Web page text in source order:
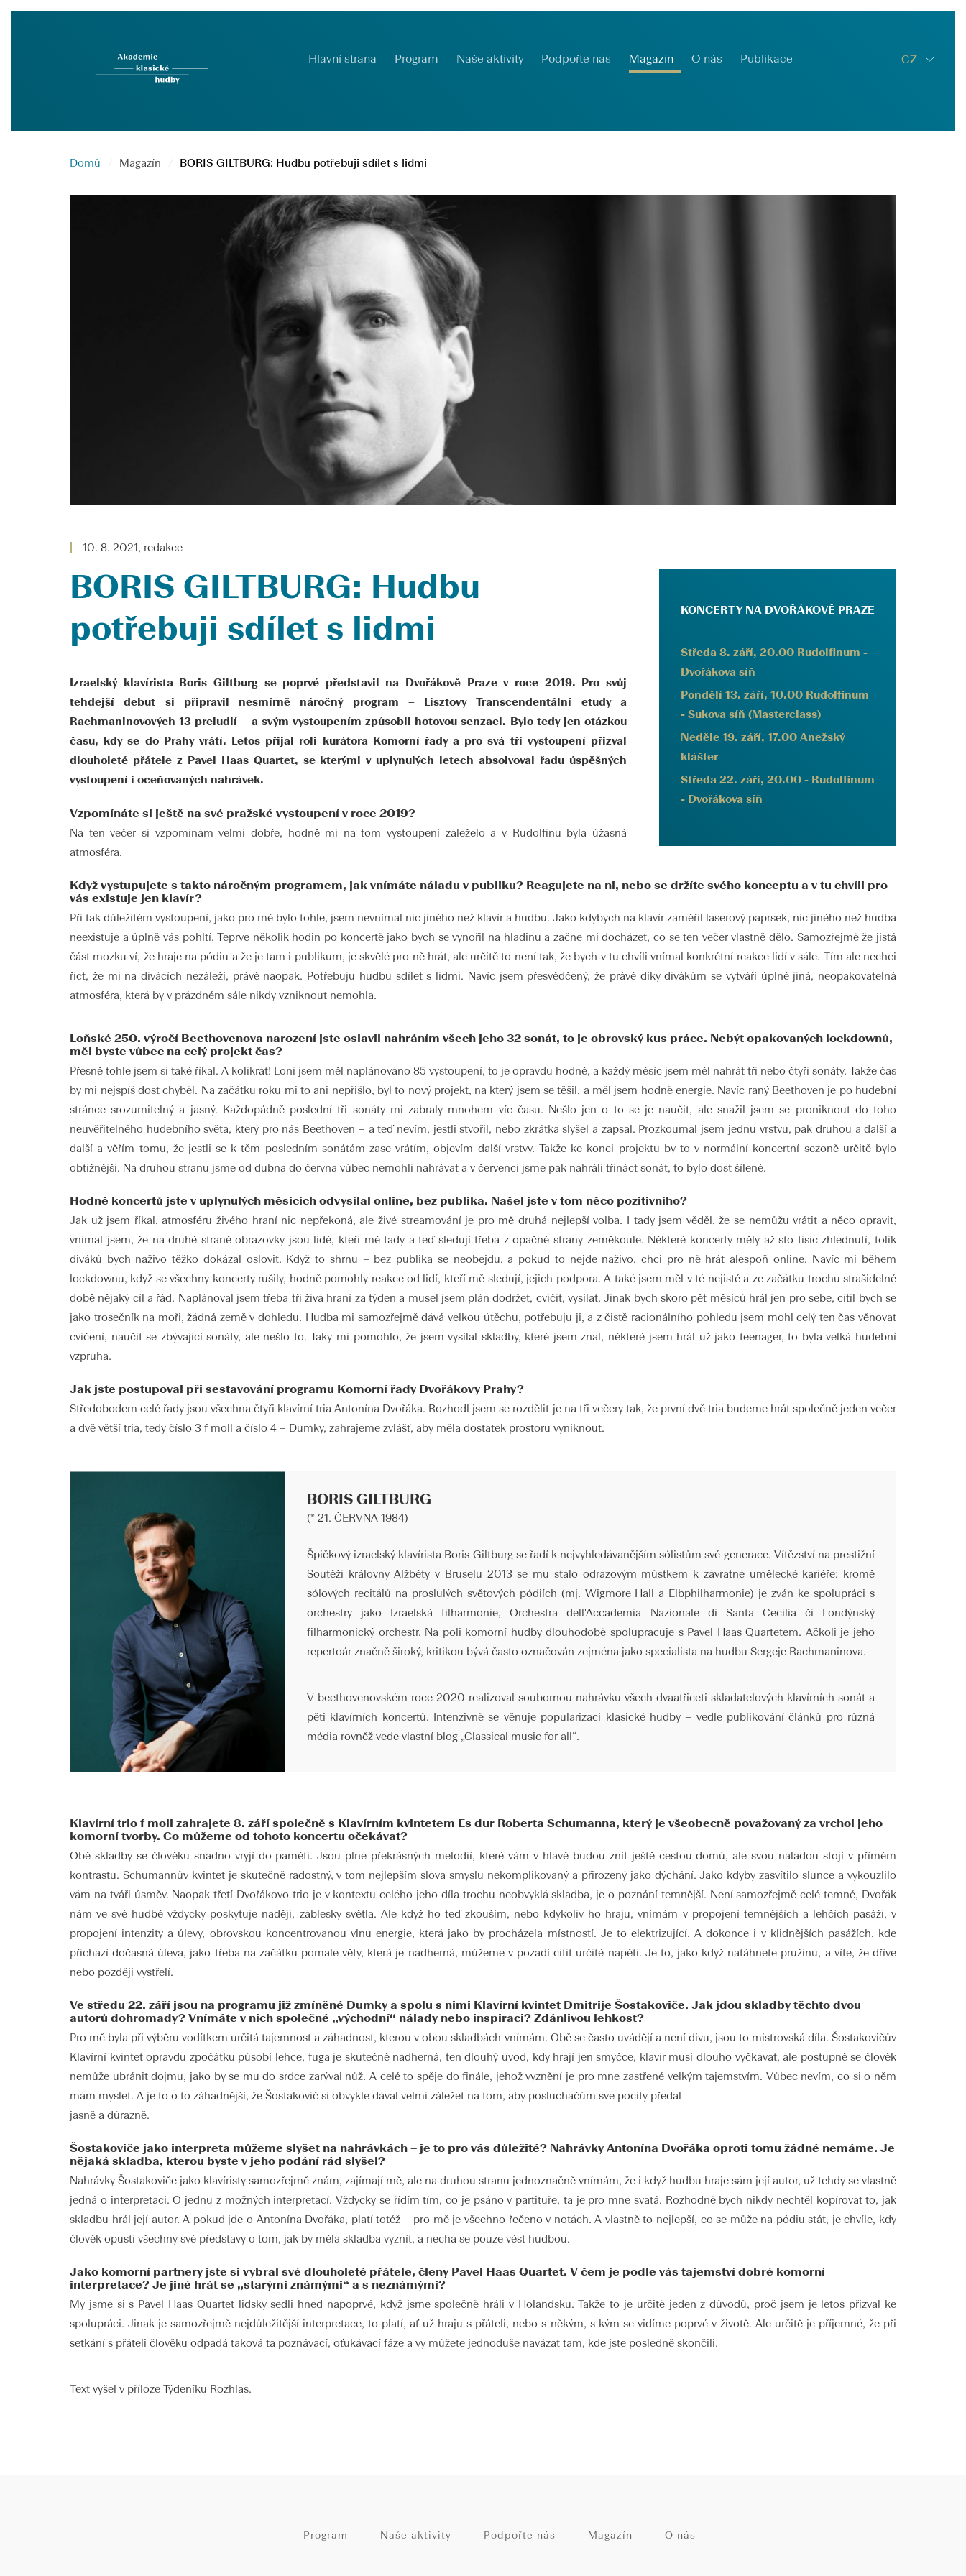
Hlavní strana Program Naše aktivity Podpořte nás Magazín O nás Publikace CZ
Domů Magazín BORIS GILTBURG: Hudbu potřebuji sdílet s lidmi
10. 8. 2021, redakce
KONCERTY NA DVOŘÁKOVĚ PRAZE
Středa 8. září, 20.00 Rudolfinum -
Dvořákova síň
Pondělí 13. září, 10.00 Rudolfinum
- Sukova síň (Masterclass)
Neděle 19. září, 17.00 Anežský
klášter
Středa 22. září, 20.00 - Rudolfinum
- Dvořákova síň
BORIS GILTBURG: Hudbu
potřebuji sdílet s lidmi
Izraelský klavírista Boris Giltburg se poprvé představil na Dvořákově Praze v roce 2019. Pro svůj
tehdejší debut si připravil nesmírně náročný program – Lisztovy Transcendentální etudy a
Rachmaninovových 13 preludií – a svým vystoupením způsobil hotovou senzaci. Bylo tedy jen otázkou
času, kdy se do Prahy vrátí. Letos přijal roli kurátora Komorní řady a pro svá tři vystoupení přizval
dlouholeté přátele z Pavel Haas Quartet, se kterými v uplynulých letech absolvoval řadu úspěšných
vystoupení i oceňovaných nahrávek.
Vzpomínáte si ještě na své pražské vystoupení v roce 2019?
Na ten večer si vzpomínám velmi dobře, hodně mi na tom vystoupení záleželo a v Rudolfinu byla úžasná
atmosféra.
Když vystupujete s takto náročným programem, jak vnímáte náladu v publiku? Reagujete na ni, nebo se držíte svého konceptu a v tu chvíli pro
vás existuje jen klavír?
Při tak důležitém vystoupení, jako pro mě bylo tohle, jsem nevnímal nic jiného než klavír a hudbu. Jako kdybych na klavír zaměřil laserový paprsek, nic jiného než hudba
neexistuje a úplně vás pohltí. Teprve několik hodin po koncertě jako bych se vynořil na hladinu a začne mi docházet, co se ten večer vlastně dělo. Samozřejmě že jistá
část mozku ví, že hraje na pódiu a že je tam i publikum, je skvělé pro ně hrát, ale určitě to není tak, že bych v tu chvíli vnímal konkrétní reakce lidí v sále. Tím ale nechci
říct, že mi na divácích nezáleží, právě naopak. Potřebuju hudbu sdílet s lidmi. Navíc jsem přesvědčený, že právě díky divákům se vytváří úplně jiná, neopakovatelná
atmosféra, která by v prázdném sále nikdy vzniknout nemohla.
Loňské 250. výročí Beethovenova narození jste oslavil nahráním všech jeho 32 sonát, to je obrovský kus práce. Nebýt opakovaných lockdownů,
měl byste vůbec na celý projekt čas?
Přesně tohle jsem si také říkal. A kolikrát! Loni jsem měl naplánováno 85 vystoupení, to je opravdu hodně, a každý měsíc jsem měl nahrát tři nebo čtyři sonáty. Takže čas
by mi nejspíš dost chyběl. Na začátku roku mi to ani nepřišlo, byl to nový projekt, na který jsem se těšil, a měl jsem hodně energie. Navíc raný Beethoven je po hudební
stránce srozumitelný a jasný. Každopádně poslední tři sonáty mi zabraly mnohem víc času. Nešlo jen o to se je naučit, ale snažil jsem se proniknout do toho
neuvěřitelného hudebního světa, který pro nás Beethoven – a teď nevím, jestli stvořil, nebo zkrátka slyšel a zapsal. Prozkoumal jsem jednu vrstvu, pak druhou a další a
další a věřím tomu, že jestli se k těm posledním sonátám zase vrátím, objevím další vrstvy. Takže ke konci projektu by to v normální koncertní sezoně určitě bylo
obtížnější. Na druhou stranu jsme od dubna do června vůbec nemohli nahrávat a v červenci jsme pak nahráli třináct sonát, to bylo dost šílené.
Hodně koncertů jste v uplynulých měsících odvysílal online, bez publika. Našel jste v tom něco pozitivního?
Jak už jsem říkal, atmosféru živého hraní nic nepřekoná, ale živé streamování je pro mě druhá nejlepší volba. I tady jsem věděl, že se nemůžu vrátit a něco opravit,
vnímal jsem, že na druhé straně obrazovky jsou lidé, kteří mě tady a teď sledují třeba z opačné strany zeměkoule. Některé koncerty měly až sto tisíc zhlédnutí, tolik
diváků bych naživo těžko dokázal oslovit. Když to shrnu – bez publika se neobejdu, a pokud to nejde naživo, chci pro ně hrát alespoň online. Navíc mi během
lockdownu, když se všechny koncerty rušily, hodně pomohly reakce od lidí, kteří mě sledují, jejich podpora. A také jsem měl v té nejisté a ze začátku trochu strašidelné
době nějaký cíl a řád. Naplánoval jsem třeba tři živá hraní za týden a musel jsem plán dodržet, cvičit, vysílat. Jinak bych skoro pět měsíců hrál jen pro sebe, cítil bych se
jako trosečník na moři, žádná země v dohledu. Hudba mi samozřejmě dává velkou útěchu, potřebuju ji, a z čistě racionálního pohledu jsem mohl celý ten čas věnovat
cvičení, naučit se zbývající sonáty, ale nešlo to. Taky mi pomohlo, že jsem vysílal skladby, které jsem znal, některé jsem hrál už jako teenager, to byla velká hudební
vzpruha.
Jak jste postupoval při sestavování programu Komorní řady Dvořákovy Prahy?
Středobodem celé řady jsou všechna čtyři klavírní tria Antonína Dvořáka. Rozhodl jsem se rozdělit je na tři večery tak, že první dvě tria budeme hrát společně jeden večer
a dvě větší tria, tedy číslo 3 f moll a číslo 4 – Dumky, zahrajeme zvlášť, aby měla dostatek prostoru vyniknout.
BORIS GILTBURG
(* 21. ČERVNA 1984)
Špičkový izraelský klavírista Boris Giltburg se řadí k nejvyhledávanějším sólistům své generace. Vítězství na prestižní
Soutěži královny Alžběty v Bruselu 2013 se mu stalo odrazovým můstkem k závratné umělecké kariéře: kromě
sólových recitálů na proslulých světových pódiích (mj. Wigmore Hall a Elbphilharmonie) je zván ke spolupráci s
orchestry jako Izraelská filharmonie, Orchestra dell'Accademia Nazionale di Santa Cecilia či Londýnský
filharmonický orchestr. Na poli komorní hudby dlouhodobě spolupracuje s Pavel Haas Quartetem. Ačkoli je jeho
repertoár značně široký, kritikou bývá často označován zejména jako specialista na hudbu Sergeje Rachmaninova.
V beethovenovském roce 2020 realizoval soubornou nahrávku všech dvaatřiceti skladatelových klavírních sonát a
pěti klavírních koncertů. Intenzivně se věnuje popularizaci klasické hudby – vedle publikování článků pro různá
média rovněž vede vlastní blog „Classical music for all“.
Klavírní trio f moll zahrajete 8. září společně s Klavírním kvintetem Es dur Roberta Schumanna, který je všeobecně považovaný za vrchol jeho
komorní tvorby. Co můžeme od tohoto koncertu očekávat?
Obě skladby se člověku snadno vryjí do paměti. Jsou plné překrásných melodií, které vám v hlavě budou znít ještě cestou domů, ale svou náladou stojí v přímém
kontrastu. Schumannův kvintet je skutečně radostný, v tom nejlepším slova smyslu nekomplikovaný a přirozený jako dýchání. Jako kdyby zasvítilo slunce a vykouzlilo
vám na tváři úsměv. Naopak třetí Dvořákovo trio je v kontextu celého jeho díla trochu neobvyklá skladba, je o poznání temnější. Není samozřejmě celé temné, Dvořák
nám ve své hudbě vždycky poskytuje naději, záblesky světla. Ale když ho teď zkouším, nebo kdykoliv ho hraju, vnímám v propojení temnějších a lehčích pasáží, v
propojení intenzity a úlevy, obrovskou koncentrovanou vlnu energie, která jako by procházela místností. Je to elektrizující. A dokonce i v klidnějších pasážích, kde
přichází dočasná úleva, jako třeba na začátku pomalé věty, která je nádherná, můžeme v pozadí cítit určité napětí. Je to, jako když natáhnete pružinu, a víte, že dříve
nebo později vystřelí.
Ve středu 22. září jsou na programu již zmíněné Dumky a spolu s nimi Klavírní kvintet Dmitrije Šostakoviče. Jak jdou skladby těchto dvou
autorů dohromady? Vnímáte v nich společné „východní“ nálady nebo inspiraci? Zdánlivou lehkost?
Pro mě byla při výběru vodítkem určitá tajemnost a záhadnost, kterou v obou skladbách vnímám. Obě se často uvádějí a není divu, jsou to mistrovská díla. Šostakovičův
Klavírní kvintet opravdu zpočátku působí lehce, fuga je skutečně nádherná, ten dlouhý úvod, kdy hrají jen smyčce, klavír musí dlouho vyčkávat, ale postupně se člověk
nemůže ubránit dojmu, jako by se mu do srdce zarýval nůž. A celé to spěje do finále, jehož vyznění je pro mne zastřené velkým tajemstvím. Vůbec nevím, co si o něm
mám myslet. A je to o to záhadnější, že Šostakovič si obvykle dával velmi záležet na tom, aby posluchačům své pocity předal
jasně a důrazně.
Šostakoviče jako interpreta můžeme slyšet na nahrávkách – je to pro vás důležité? Nahrávky Antonína Dvořáka oproti tomu žádné nemáme. Je
nějaká skladba, kterou byste v jeho podání rád slyšel?
Nahrávky Šostakoviče jako klavíristy samozřejmě znám, zajímají mě, ale na druhou stranu jednoznačně vnímám, že i když hudbu hraje sám její autor, už tehdy se vlastně
jedná o interpretaci. O jednu z možných interpretací. Vždycky se řídím tím, co je psáno v partituře, ta je pro mne svatá. Rozhodně bych nikdy nechtěl kopírovat to, jak
skladbu hrál její autor. A pokud jde o Antonína Dvořáka, platí totéž – pro mě je všechno řečeno v notách. A vlastně to nejlepší, co se může na pódiu stát, je chvíle, kdy
člověk opustí všechny své představy o tom, jak by měla skladba vyznít, a nechá se pouze vést hudbou.
Jako komorní partnery jste si vybral své dlouholeté přátele, členy Pavel Haas Quartet. V čem je podle vás tajemství dobré komorní
interpretace? Je jiné hrát se „starými známými“ a s neznámými?
My jsme si s Pavel Haas Quartet lidsky sedli hned napoprvé, když jsme společně hráli v Holandsku. Takže to je určitě jeden z důvodů, proč jsem je letos přizval ke
spolupráci. Jinak je samozřejmě nejdůležitější interpretace, to platí, ať už hraju s přáteli, nebo s někým, s kým se vidíme poprvé v životě. Ale určitě je příjemné, že při
setkání s přáteli člověku odpadá taková ta poznávací, oťukávací fáze a vy můžete jednoduše navázat tam, kde jste posledně skončili.
Text vyšel v příloze Týdeníku Rozhlas.
Program Naše aktivity Podpořte nás Magazín O nás